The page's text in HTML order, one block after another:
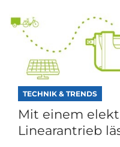
TECHNIK & TRENDS
Mit einem
Linearantrieb